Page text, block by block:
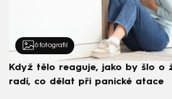
6 fotografií
Když tělo reaguje, jako by šlo o
radí, co dělat při panické atace